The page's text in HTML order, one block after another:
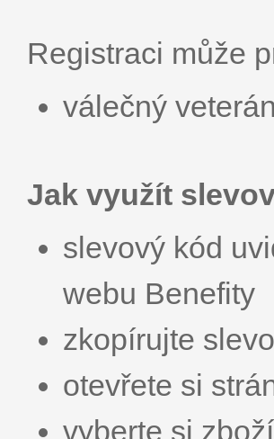
Registraci může
válečný veterán
Jak využít
slevový kód
webu Benefity
zkopírujte
otevřete si
vyberte si